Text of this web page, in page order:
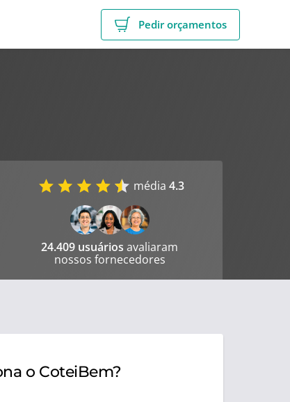
Pedir orçamentos
média 4.3
24.409 usuários avaliaram
nossos fornecedores
o CoteiBem?